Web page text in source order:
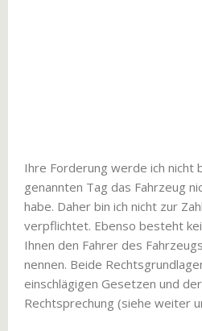
Ihre Forderung werde ich nicht
genannten Tag das Fahrzeug
habe. Daher bin ich nicht zur
verpflichtet. Ebenso besteht
Ihnen den Fahrer des
nennen. Beide
einschlägigen Gesetzen und
Rechtsprechung (siehe weiter